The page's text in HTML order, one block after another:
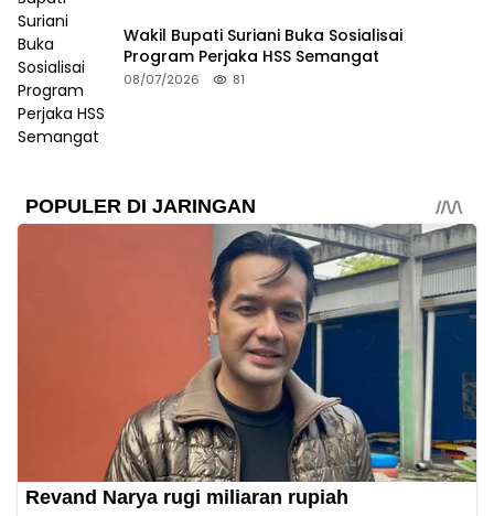
Wakil Bupati Suriani Buka Sosialisai
Program Perjaka HSS Semangat
08/07/2026 81